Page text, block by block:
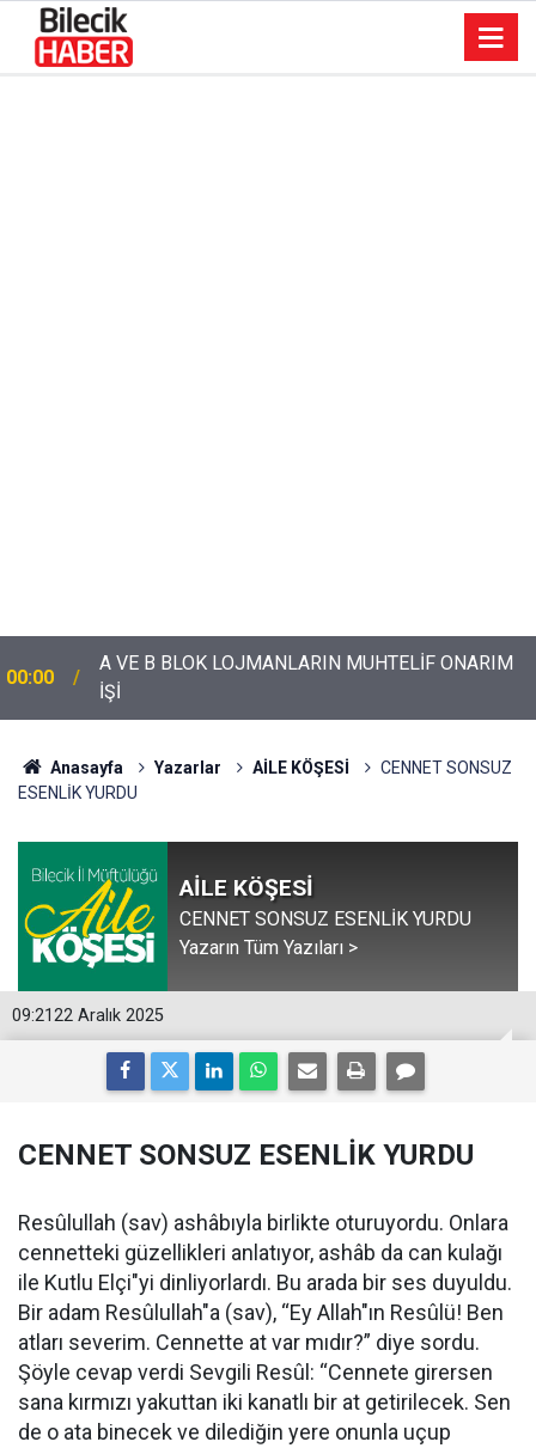
00:00
A VE B BLOK LOJMANLARIN MUHTELİF ONARIM
İŞİ
Anasayfa Yazarlar AİLE KÖŞESİ
CENNET SONSUZ
ESENLİK YURDU
AİLE KÖŞESİ
CENNET SONSUZ ESENLİK YURDU
Yazarın Tüm Yazıları >
09:2122 Aralık 2025
CENNET SONSUZ ESENLİK YURDU
Resûlullah (sav) ashâbıyla birlikte oturuyordu. Onlara
cennetteki güzellikleri anlatıyor, ashâb da can kulağı
ile Kutlu Elçi"yi dinliyorlardı. Bu arada bir ses duyuldu.
Bir adam Resûlullah"a (sav), “Ey Allah"ın Resûlü! Ben
atları severim. Cennette at var mıdır?” diye sordu.
Şöyle cevap verdi Sevgili Resûl: “Cennete girersen
sana kırmızı yakuttan iki kanatlı bir at getirilecek. Sen
de o ata binecek ve dilediğin yere onunla uçup